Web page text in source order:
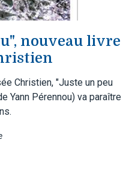
nouveau livre
Christien, "Juste un peu
Yann Pérennou) va paraître